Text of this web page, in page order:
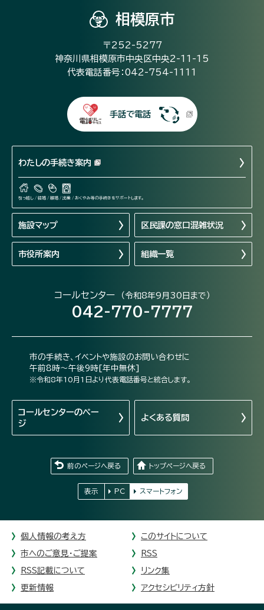
相模原市
〒252-5277
神奈川県相模原市中央区中央2-11-15
代表電話番号：042-754-1111
手話で電話
わたしの手続き案内
引っ越し / 結婚 / 離婚 / 出産 / おくやみ等の手続きをサポートします。
施設マップ 区民課の窓口混雑状況
市役所案内 組織一覧
コールセンター （令和8年9月30日まで）
042-770-7777
市の手続き、イベントや施設のお問い合わせに
午前8時～午後9時[年中無休]
※令和8年10月1日より代表電話番号と統合します。
コールセンターのペー
ジ
よくある質問
前のページへ戻る トップページへ戻る
表示 PC スマートフォン
個人情報の考え方 このサイトについて
市へのご意見・ご提案 RSS
RSS記載について リンク集
更新情報 アクセシビリティ方針